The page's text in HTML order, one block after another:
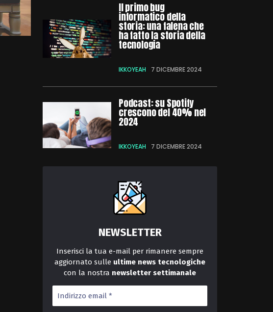
Il primo bug
informatico della
storia: una falena che
ha fatto la storia della
tecnologia
IKKOYEAH 7 DICEMBRE 2024
Podcast: su Spotify
crescono del 40% nel
2024
IKKOYEAH 7 DICEMBRE 2024
NEWSLETTER
Inserisci la tua e-mail per rimanere sempre
aggiornato sulle ultime news tecnologiche
con la nostra newsletter settimanale